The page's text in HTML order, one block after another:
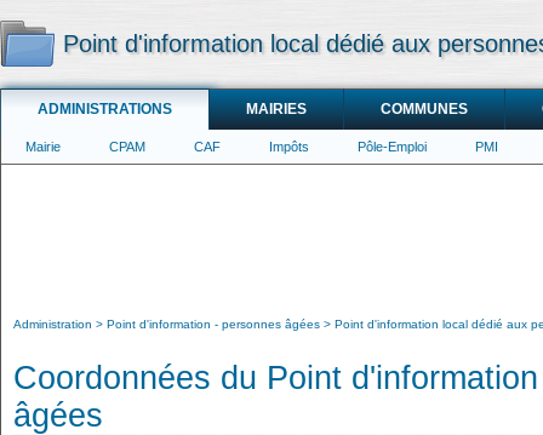
Point d'information local dédié aux
ADMINISTRATIONS MAIRIES COMMUNES
Mairie CPAM CAF Impôts Pôle-Emploi PMI
Administration Point d'information - personnes âgées Point d'information local dédié aux
Coordonnées du Point
âgées